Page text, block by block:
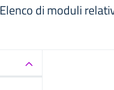
Elenco di moduli